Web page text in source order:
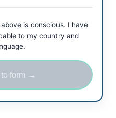
is conscious. I have
to my country and
form →